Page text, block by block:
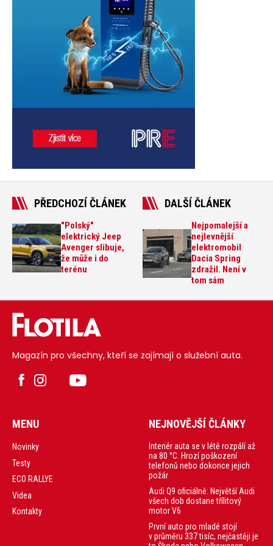
PŘEDCHOZÍ ČLÁNEK
"Polský"
elektrický Jeep
Avenger slibuje,
že může i do
terénu
DALŠÍ ČLÁNEK
Nejpomalejší a
nejlevnější
elektromobil
Dacia Spring
zdražil. Není v
tom sám
Magazín pro všechny, kteří se zajímají o služební auta.
MENU
Novinky
Testy
ECO RALLYE
Videa
Kontakty
NEJNOVĚJŠÍ ČLÁNKY
Interiér auta se v létě rozpálí až
na 80 °C. Hrozí poškození
telefonů nebo dokonce jejich
požár
Audi Q9 oficiálně: Největší Audi
všech dob dostane třílitový
motor V6
První auto pro mladé stojí
v průměru 337 tisíc, nejčastěji je